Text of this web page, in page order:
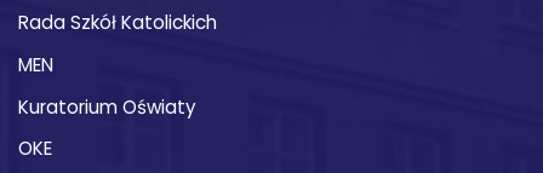
Rada Szkół Katolickich
MEN
Kuratorium Oświaty
OKE